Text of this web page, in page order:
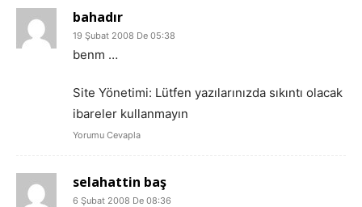
bahadır
19 Şubat 2008 De 05:38
benm …
Site Yönetimi: Lütfen yazılarınızda sıkıntı olacak
ibareler kullanmayın
Yorumu Cevapla
selahattin baş
6 Şubat 2008 De 08:36